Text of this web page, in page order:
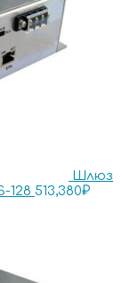
Шлюз
128 513,380₽